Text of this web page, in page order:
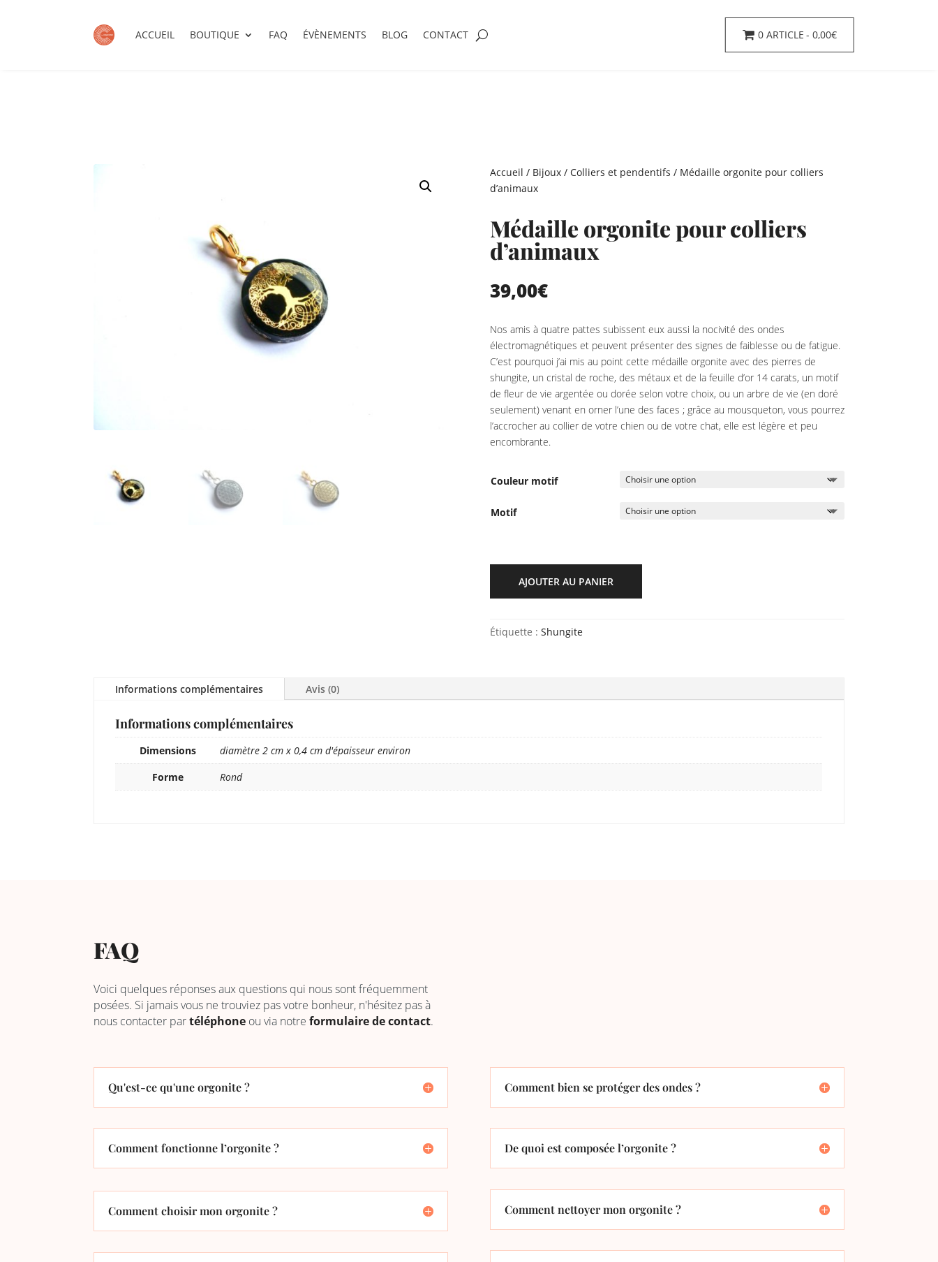
ACCUEIL BOUTIQUE FAQ ÉVÈNEMENTS BLOG CONTACT 0 ARTICLE 0,00€
Accueil / Bijoux/ Colliers et pendentifs / Médaille orgonite pour colliers
d’animaux
Médaille orgonite pour colliers
d’animaux
39,00€
Nos amis à quatre pattes subissent eux aussi la nocivité des ondes
électromagnétiques et peuvent présenter des signes de faiblesse ou de fatigue.
C’est pourquoi j’ai mis au point cette médaille orgonite avec des pierres de
shungite, un cristal de roche, des métaux et de la feuille d’or 14 carats, un motif
de fleur de vie argentée ou dorée selon votre choix, ou un arbre de vie (en doré
seulement) venant en orner l’une des faces ; grâce au mousqueton, vous pourrez
l’accrocher au collier de votre chien ou de votre chat, elle est légère et peu
encombrante.
Couleur motif
Motif
AJOUTER AU PANIER
Étiquette : Shungite
Informations complémentaires Avis (0)
Informations complémentaires
Dimensions
diamètre 2 cm x 0,4 cm d'épaisseur environ
Forme
Rond
FAQ
Voici quelques réponses aux questions qui nous sont fréquemment
posées. Si jamais vous ne trouviez pas votre bonheur, n'hésitez pas à
nous contacter partéléphone ou via notreformulaire de contact.
Qu'est-ce qu'une orgonite ?
Comment fonctionne l’orgonite ?
Comment choisir mon orgonite ?
Comment bien se protéger des ondes ?
De quoi est composée l’orgonite ?
Comment nettoyer mon orgonite ?